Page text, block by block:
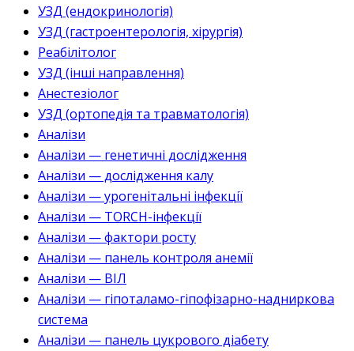
УЗД (ендокринологія)
УЗД (гастроентерологія, хірургія)
Реабілітолог
УЗД (інші направлення)
Анестезіолог
УЗД (ортопедія та травматологія)
Аналізи
Аналізи — генетичні дослідження
Аналізи — дослідження калу
Аналізи — урогенітальні інфекції
Аналізи — TORCH-інфекції
Аналізи — фактори росту
Аналізи — панель контроля анемії
Аналізи — ВІЛ
Аналізи — гіпоталамо-гіпофізарно-надниркова
система
Аналізи — панель цукрового діабету